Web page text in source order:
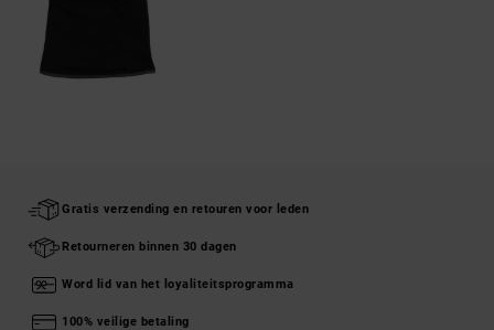
Gratis verzending en retouren voor leden
Retourneren binnen 30 dagen
Word lid van het loyaliteitsprogramma
100% veilige betaling